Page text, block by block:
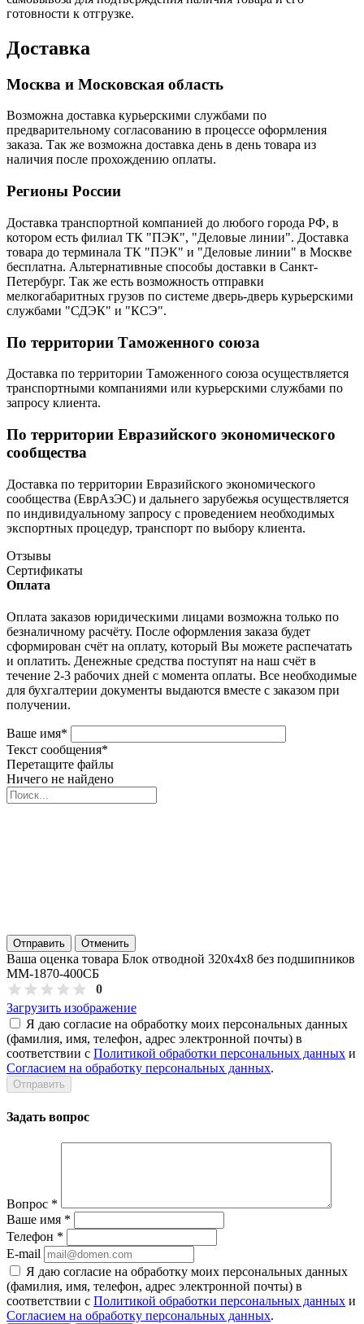
готовности к отгрузке.
Доставка
Москва и Московская область
Возможна доставка курьерскими службами по
предварительному согласованию в процессе оформления
заказа. Так же возможна доставка день в день товара из
наличия после прохождению оплаты.
Регионы России
Доставка транспортной компанией до любого города РФ, в
котором есть филиал ТК "ПЭК", "Деловые линии". Доставка
товара до терминала ТК "ПЭК" и "Деловые линии" в Москве
бесплатна. Альтернативные способы доставки в Санкт-
Петербург. Так же есть возможность отправки
мелкогабаритных грузов по системе дверь-дверь курьерскими
службами "СДЭК" и "КСЭ".
По территории Таможенного союза
Доставка по территории Таможенного союза осуществляется
транспортными компаниями или курьерскими службами по
запросу клиента.
По территории Евразийского экономического
сообщества
Доставка по территории Евразийского экономического
сообщества (ЕврАзЭС) и дальнего зарубежья осуществляется
по индивидуальному запросу с проведением необходимых
экспортных процедур, транспорт по выбору клиента.
Отзывы
Сертификаты
Оплата
Оплата заказов юридическими лицами возможна только по
безналичному расчёту. После оформления заказа будет
сформирован счёт на оплату, который Вы можете распечатать
и оплатить. Денежные средства поступят на наш счёт в
течение 2-3 рабочих дней с момента оплаты. Все необходимые
для бухгалтерии документы выдаются вместе с заказом при
получении.
Ваше имя*
Текст сообщения*
Перетащите файлы
Ничего не найдено
Отправить Отменить
Ваша оценка товара Блок отводной 320х4х8 без подшипников
ММ-1870-400СБ
0
Загрузить изображение
Я даю согласие на обработку моих персональных данных
(фамилия, имя, телефон, адрес электронной почты) в
соответствии с Политикой обработки персональных данных и
Согласием на обработку персональных данных.
Задать вопрос
Вопрос *
Ваше имя *
Телефон *
E-mail
Я даю согласие на обработку моих персональных данных
(фамилия, имя, телефон, адрес электронной почты) в
соответствии с Политикой обработки персональных данных и
Согласием на обработку персональных данных.